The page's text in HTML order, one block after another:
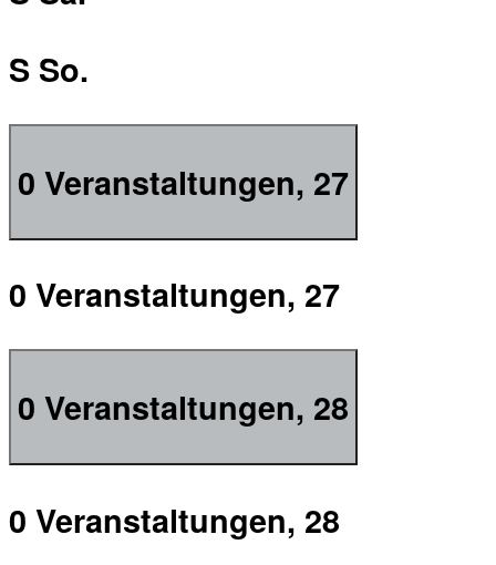
S So.
0 Veranstaltungen, 27
0 Veranstaltungen, 27
0 Veranstaltungen, 28
0 Veranstaltungen, 28